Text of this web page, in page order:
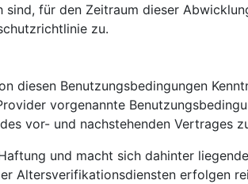
für den Zeitraum dieser
zu.
diesen Benutzungsbedingungen
vorgenannte
vor- und nachstehenden Vertrages
und macht sich dahinter
Altersverifikationsdiensten erfolgen